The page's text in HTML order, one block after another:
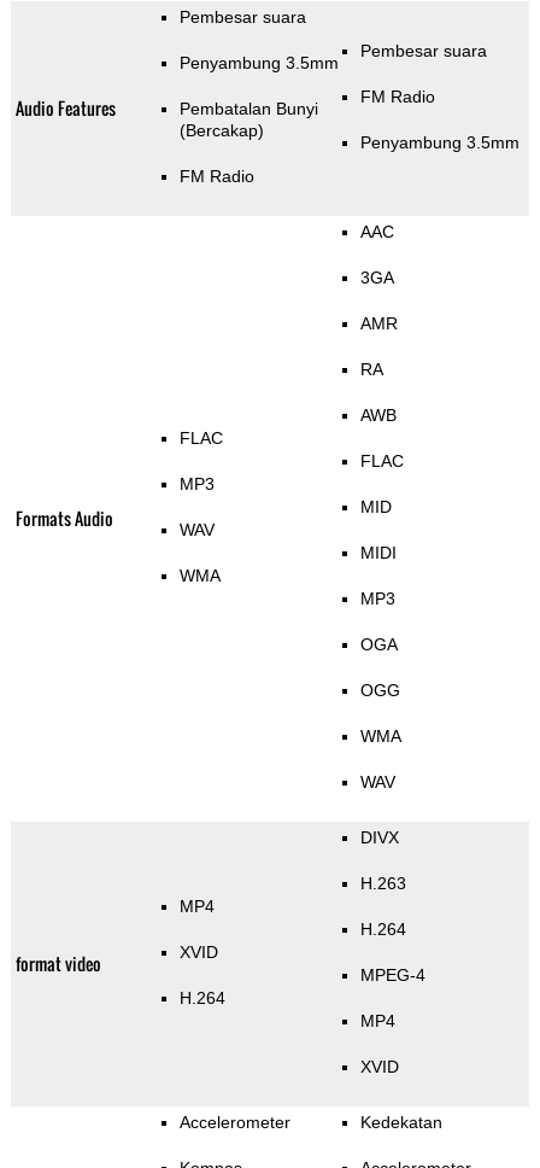
Audio Features
Pembesar suara
Penyambung 3.5mm
Pembatalan Bunyi
(Bercakap)
FM Radio
Pembesar suara
FM Radio
Penyambung 3.5mm
Formats Audio
FLAC
MP3
WAV
WMA
AAC
3GA
AMR
RA
AWB
FLAC
MID
MIDI
MP3
OGA
OGG
WMA
WAV
format video
MP4
XVID
H.264
DIVX
H.263
H.264
MPEG-4
MP4
XVID
Accelerometer Kedekatan